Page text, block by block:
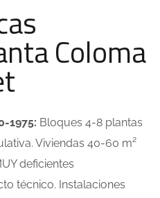
Coloma
1975: Bloques 4-8 plantas
Viviendas 40-60 m²
deficientes
técnico. Instalaciones